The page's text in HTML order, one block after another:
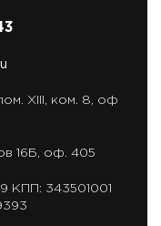
XIII, ком. 8, оф
16Б, оф. 405
КПП: 343501001